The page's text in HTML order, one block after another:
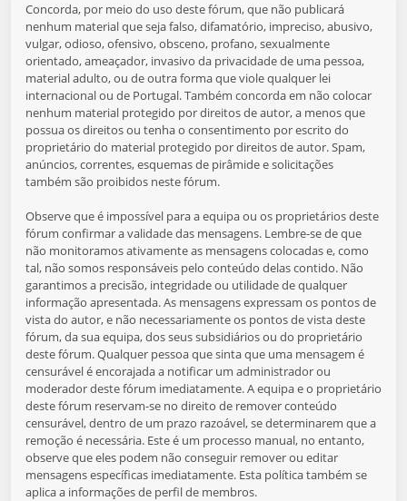
Concorda, por meio do uso deste fórum, que não publicará
nenhum material que seja falso, difamatório, impreciso, abusivo,
vulgar, odioso, ofensivo, obsceno, profano, sexualmente
orientado, ameaçador, invasivo da privacidade de uma pessoa,
material adulto, ou de outra forma que viole qualquer lei
internacional ou de Portugal. Também concorda em não colocar
nenhum material protegido por direitos de autor, a menos que
possua os direitos ou tenha o consentimento por escrito do
proprietário do material protegido por direitos de autor. Spam,
anúncios, correntes, esquemas de pirâmide e solicitações
também são proibidos neste fórum.
Observe que é impossível para a equipa ou os proprietários deste
fórum confirmar a validade das mensagens. Lembre-se de que
não monitoramos ativamente as mensagens colocadas e, como
tal, não somos responsáveis pelo conteúdo delas contido. Não
garantimos a precisão, integridade ou utilidade de qualquer
informação apresentada. As mensagens expressam os pontos de
vista do autor, e não necessariamente os pontos de vista deste
fórum, da sua equipa, dos seus subsidiários ou do proprietário
deste fórum. Qualquer pessoa que sinta que uma mensagem é
censurável é encorajada a notificar um administrador ou
moderador deste fórum imediatamente. A equipa e o proprietário
deste fórum reservam-se no direito de remover conteúdo
censurável, dentro de um prazo razoável, se determinarem que a
remoção é necessária. Este é um processo manual, no entanto,
observe que eles podem não conseguir remover ou editar
mensagens específicas imediatamente. Esta política também se
aplica a informações de perfil de membros.